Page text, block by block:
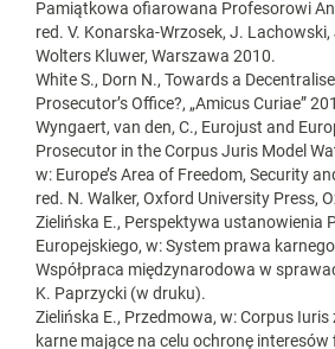
Pamiątkowa ofiarowana Profesorowi
red. V. Konarska-Wrzosek, J. Lachowski,
Wolters Kluwer, Warszawa 2010.
White S., Dorn N., Towards a
Prosecutor’s Office?, „Amicus Curiae”
Wyngaert, van den, C., Eurojust and
Prosecutor in the Corpus Juris Model
w: Europe’s Area of Freedom, Security
red. N. Walker, Oxford University Press,
Zielińska E., Perspektywa ustanowienia
Europejskiego, w: System prawa
Współpraca międzynarodowa w
K. Paprzycki (w druku).
Zielińska E., Przedmowa, w: Corpus
karne mające na celu ochronę